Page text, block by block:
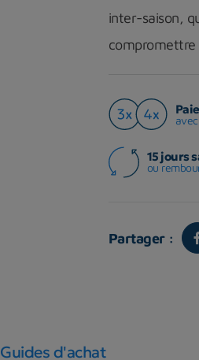
inter-saison,
compromettre
15 jours
ou
Partager :
Guides d'achat